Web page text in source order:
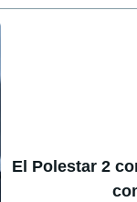
El Polestar 2